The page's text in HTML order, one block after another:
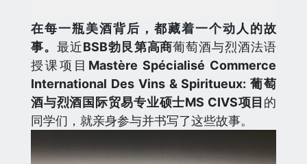
在每一瓶美酒背后，都藏着一个动人的故
事。 最近BSB勃艮第高商葡萄酒与烈酒法语
授课项目 Mastère Spécialisé Commerce
International Des Vins & Spiritueux: 葡萄
酒与烈酒国际贸易专业硕士MS CIVS项目 的
同学们，就亲身参与并书写了这些故事。